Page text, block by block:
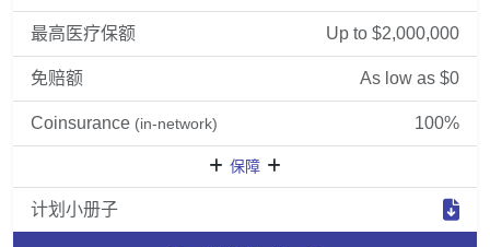
最高医疗保额 Up to $2,000,000
免赔额 As low as $0
Coinsurance (in-network) 100%
保障
计划小册子